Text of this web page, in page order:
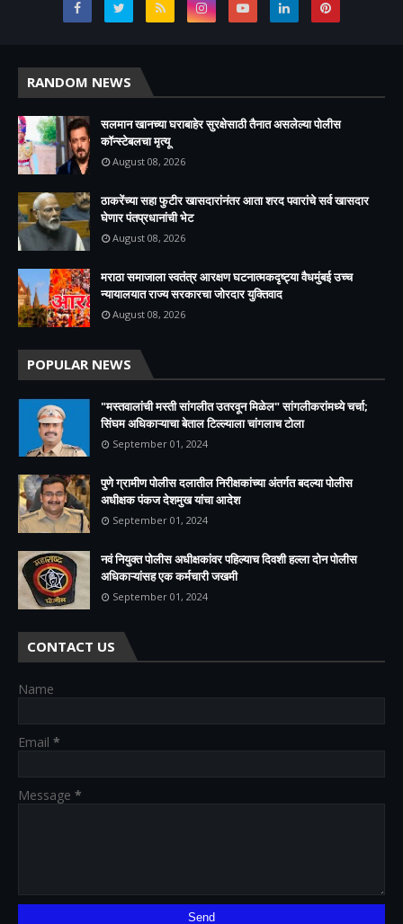
RANDOM NEWS
सलमान खानच्या घराबाहेर सुरक्षेसाठी तैनात असलेल्या पोलीस
कॉन्स्टेबलचा मृत्यू
August 08, 2026
ठाकरेंच्या सहा फुटीर खासदारांनंतर आता शरद पवारांचे सर्व खासदार
घेणार पंतप्रधानांची भेट
August 08, 2026
मराठा समाजाला स्वतंत्र आरक्षण घटनात्मकदृष्ट्या वैधमुंबई उच्च
न्यायालयात राज्य सरकारचा जोरदार युक्तिवाद
August 08, 2026
POPULAR NEWS
"मस्तवालांची मस्ती सांगलीत उतरवून मिळेल" सांगलीकरांमध्ये चर्चा;
सिंघम अधिकाऱ्याचा बेताल टिल्ल्याला चांगलाच टोला
September 01, 2024
पुणे ग्रामीण पोलीस दलातील निरीक्षकांच्या अंतर्गत बदल्या पोलीस
अधीक्षक पंकज देशमुख यांचा आदेश
September 01, 2024
नवं नियुक्त पोलीस अधीक्षकांवर पहिल्याच दिवशी हल्ला दोन पोलीस
अधिकाऱ्यांसह एक कर्मचारी जखमी
September 01, 2024
CONTACT US
Name
Email *
Message *